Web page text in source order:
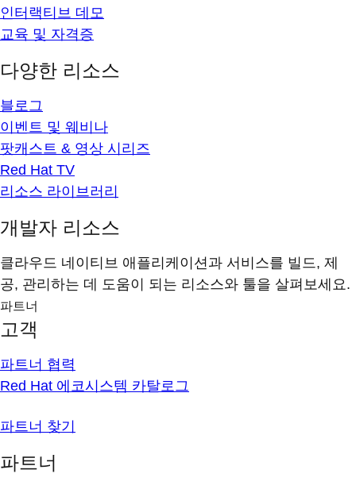
인터랙티브 데모
교육 및 자격증
다양한 리소스
블로그
이벤트 및 웨비나
팟캐스트 & 영상 시리즈
Red Hat TV
리소스 라이브러리
개발자 리소스
클라우드 네이티브 애플리케이션과 서비스를 빌드, 제
공, 관리하는 데 도움이 되는 리소스와 툴을 살펴보세요.
파트너
고객
파트너 협력
Red Hat 에코시스템 카탈로그
파트너 찾기
파트너